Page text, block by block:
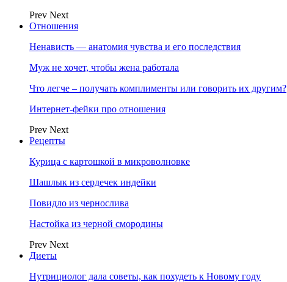
Prev Next
Отношения
Ненависть — анатомия чувства и его последствия
Муж не хочет, чтобы жена работала
Что легче – получать комплименты или говорить их другим?
Интернет-фейки про отношения
Prev Next
Рецепты
Курица с картошкой в микроволновке
Шашлык из сердечек индейки
Повидло из чернослива
Настойка из черной смородины
Prev Next
Диеты
Нутрициолог дала советы, как похудеть к Новому году